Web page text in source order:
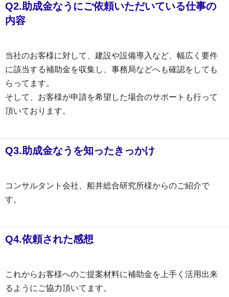
Q2.助成金なうにご依頼いただいている仕事の
内容
当社のお客様に対して、建設や設備導入など、幅広く要件
に該当する補助金を収集し、事務局などへも確認をしても
らってます。
そして、お客様が申請を希望した場合のサポートも行って
頂いております。
Q3.助成金なうを知ったきっかけ
コンサルタント会社、船井総合研究所様からのご紹介で
す。
Q4.依頼された感想
これからお客様へのご提案材料に補助金を上手く活用出来
るようにご協力頂いてます。